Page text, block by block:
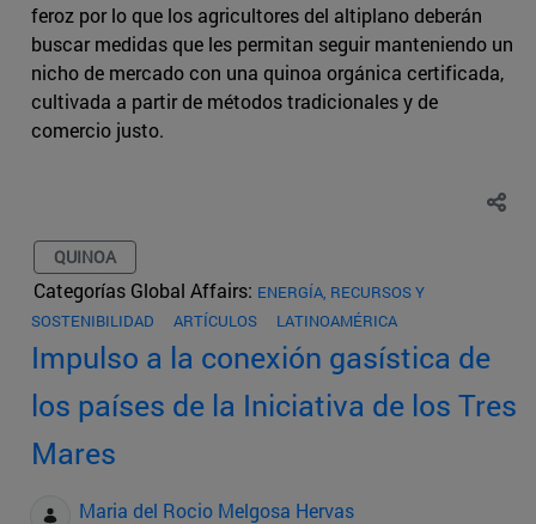
feroz por lo que los agricultores del altiplano deberán
buscar medidas que les permitan seguir manteniendo un
nicho de mercado con una quinoa orgánica certificada,
cultivada a partir de métodos tradicionales y de
comercio justo.
QUINOA
Categorías Global Affairs: ENERGÍA, RECURSOS Y
SOSTENIBILIDAD
ARTÍCULOS LATINOAMÉRICA
Impulso a la conexión gasística de
los países de la Iniciativa de los Tres
Mares
Maria del Rocio Melgosa Hervas